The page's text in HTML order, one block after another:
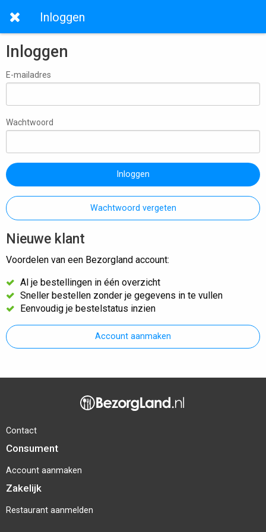
Inloggen
Inloggen
E-mailadres
Wachtwoord
Inloggen
Wachtwoord vergeten
Nieuwe klant
Voordelen van een Bezorgland account:
Al je bestellingen in één overzicht
Sneller bestellen zonder je gegevens in te vullen
Eenvoudig je bestelstatus inzien
Account aanmaken
Contact
Consument
Account aanmaken
Zakelijk
Restaurant aanmelden